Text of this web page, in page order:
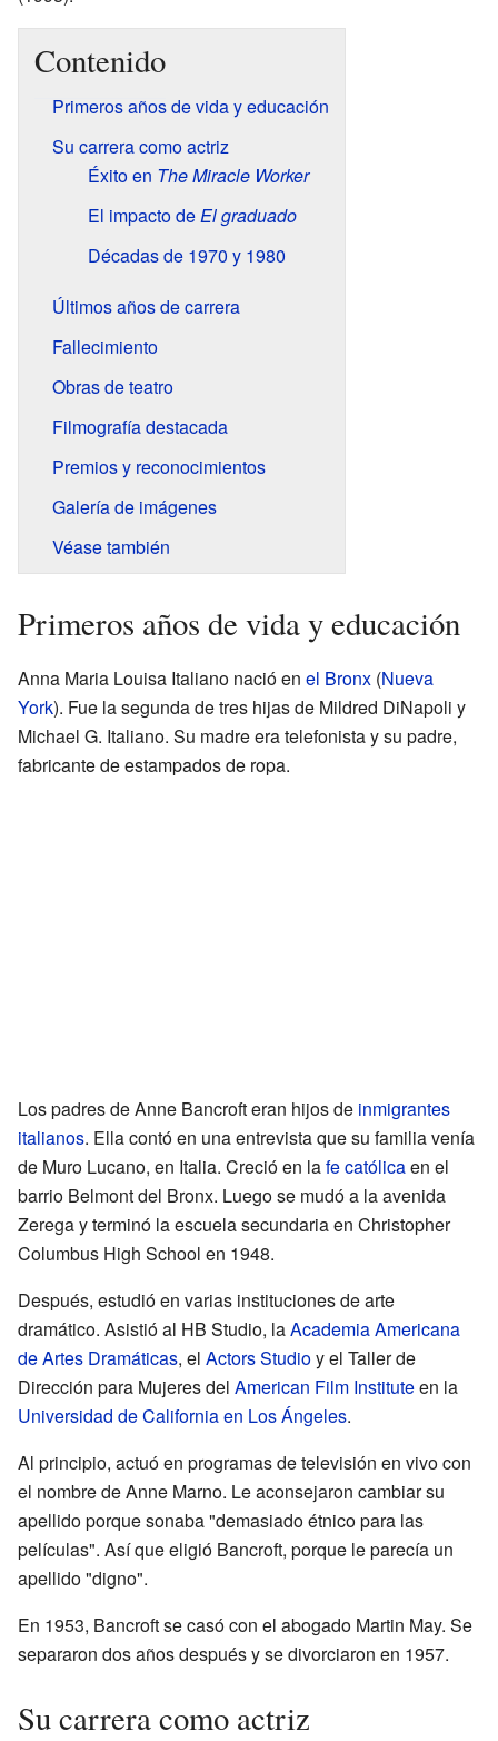
Contenido
Primeros años de vida y educación
Su carrera como actriz
Éxito en The Miracle Worker
El impacto deEl graduado
Décadas de 1970 y 1980
Últimos años de carrera
Fallecimiento
Obras de teatro
Filmografía destacada
Premios y reconocimientos
Galería de imágenes
Véase también
Primeros años de vida y educación
Anna Maria Louisa Italiano nació en el Bronx (Nueva
York). Fue la segunda de tres hijas de Mildred DiNapoli y
Michael G. Italiano. Su madre era telefonista y su padre,
fabricante de estampados de ropa.
Los padres de Anne Bancroft eran hijos de inmigrantes
italianos. Ella contó en una entrevista que su familia venía
de Muro Lucano, en Italia. Creció en lafe católicaen el
barrio Belmont del Bronx. Luego se mudó a la avenida
Zerega y terminó la escuela secundaria en Christopher
Columbus High School en 1948.
Después, estudió en varias instituciones de arte
dramático. Asistió al HB Studio, laAcademia Americana
de Artes Dramáticas, el Actors Studioy el Taller de
Dirección para Mujeres del American Film Instituteen la
Universidad de California en Los Ángeles.
Al principio, actuó en programas de televisión en vivo con
el nombre de Anne Marno. Le aconsejaron cambiar su
apellido porque sonaba "demasiado étnico para las
películas". Así que eligió Bancroft, porque le parecía un
apellido "digno".
En 1953, Bancroft se casó con el abogado Martin May. Se
separaron dos años después y se divorciaron en 1957.
Su carrera como actriz